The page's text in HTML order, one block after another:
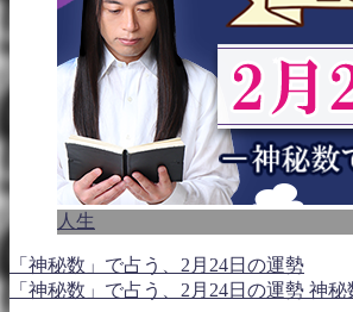
人生
「神秘数」で占う、2月24日の運勢
「神秘数」で占う、2月24日の運勢 神